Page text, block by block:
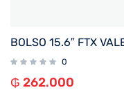
0
₲ 262.000